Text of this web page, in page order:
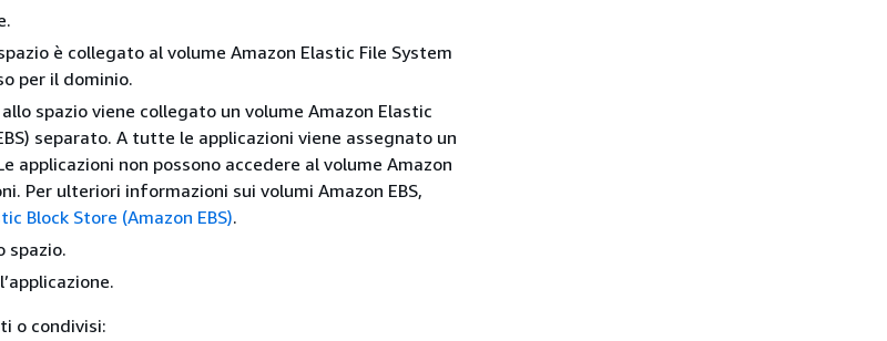
è collegato al volume Amazon Elastic File System
per il dominio.
spazio viene collegato un volume Amazon Elastic
separato. A tutte le applicazioni viene assegnato un
applicazioni non possono accedere al volume Amazon
Per ulteriori informazioni sui volumi Amazon EBS,
Block Store (Amazon EBS).
spazio.
o condivisi: